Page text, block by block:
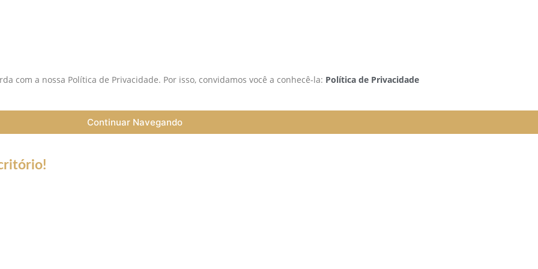
com a nossa Política de Privacidade. Por isso, convidamos você a conhecê-la: Política de Privacidade
Continuar Navegando